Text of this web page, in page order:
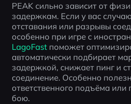
PEAK сильно зависит от
задержкам. Если у вас
отставания или разрывы
особенно при игре с
LagoFast поможет
автоматически подбирает
задержкой, снижает пинг и
соединение. Особенно
ответственного подъёма
бою.